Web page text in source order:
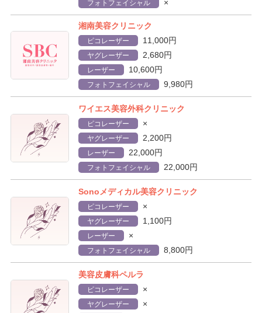
フォトフェイシャル ×
湘南美容クリニック
ピコレーザー 11,000円
ヤグレーザー 2,680円
レーザー 10,600円
フォトフェイシャル 9,980円
ワイエス美容外科クリニック
ピコレーザー ×
ヤグレーザー 2,200円
レーザー 22,000円
フォトフェイシャル 22,000円
Sonoメディカル美容クリニック
ピコレーザー ×
ヤグレーザー 1,100円
レーザー ×
フォトフェイシャル 8,800円
美容皮膚科ペルラ
ピコレーザー ×
ヤグレーザー ×